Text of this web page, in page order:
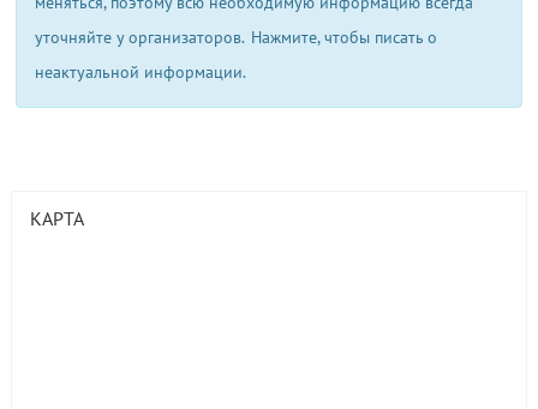
уточняйте у организаторов. Нажмите, чтобы писать о
неактуальной информации.
КАРТА